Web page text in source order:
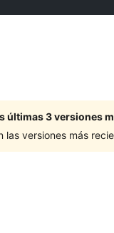
últimas 3 versiones
versiones más